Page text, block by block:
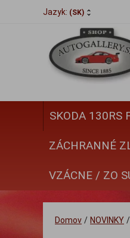
Jazyk: (SK)
SKODA 130RS
ZÁCHRANNÉ
VZÁCNE / ZO
Domov / NOVINKY /